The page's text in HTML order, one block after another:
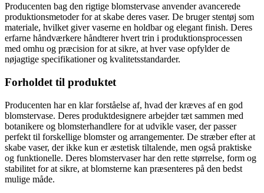
Producenten bag den rigtige blomstervase anvender avancerede
produktionsmetoder for at skabe deres vaser. De bruger stentøj som
materiale, hvilket giver vaserne en holdbar og elegant finish. Deres
erfarne håndværkere håndterer hvert trin i produktionsprocessen
med omhu og præcision for at sikre, at hver vase opfylder de
nøjagtige specifikationer og kvalitetsstandarder.
Forholdet til produktet
Producenten har en klar forståelse af, hvad der kræves af en god
blomstervase. Deres produktdesignere arbejder tæt sammen med
botanikere og blomsterhandlere for at udvikle vaser, der passer
perfekt til forskellige blomster og arrangementer. De stræber efter at
skabe vaser, der ikke kun er æstetisk tiltalende, men også praktiske
og funktionelle. Deres blomstervaser har den rette størrelse, form og
stabilitet for at sikre, at blomsterne kan præsenteres på den bedst
mulige måde.